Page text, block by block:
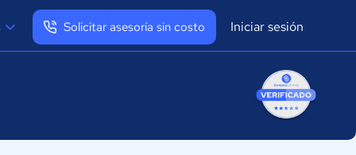
Solicitar asesoría sin costo Iniciar sesión